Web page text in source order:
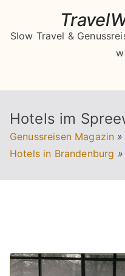
springen
Slow Travel &
Hotels im
Genussreisen Magazin »
Hotels in Brandenburg »